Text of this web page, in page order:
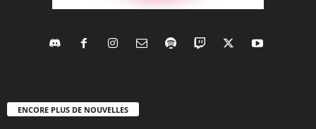
ENCORE PLUS DE NOUVELLES